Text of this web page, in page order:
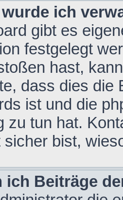
ich
gibt es
festgelegt
hast,
dass dies die
ist und die
zu tun hat.
sicher bist,
ich Beiträge